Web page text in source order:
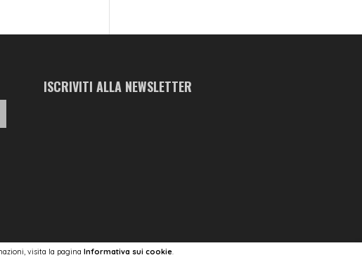
visita la pagina Informativa sui cookie.
ISCRIVITI ALLA NEWSLETTER